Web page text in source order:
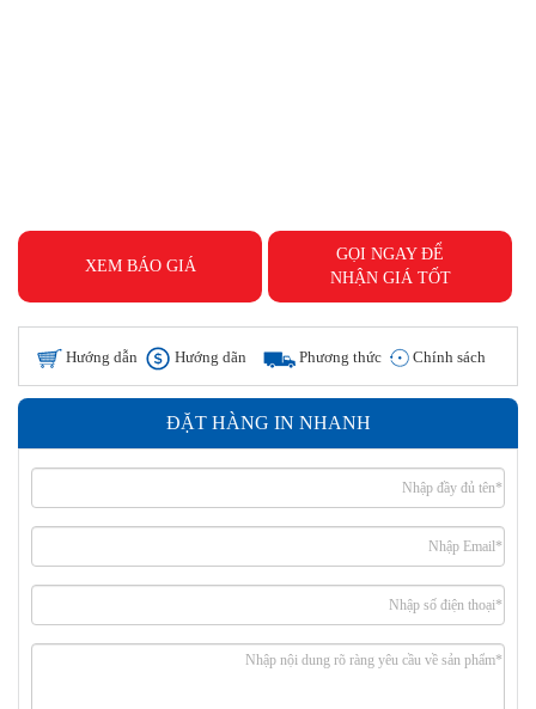
XEM BÁO GIÁ
GỌI NGAY ĐỂ
NHẬN GIÁ TỐT
Hướng dẫn Hướng dãn
thanh toán
Phương thức
giao hàng
Chính sách
ĐẶT HÀNG IN NHANH